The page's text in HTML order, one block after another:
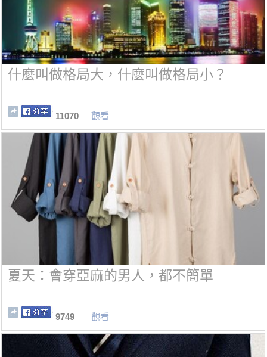
什麼叫做格局大，什麼叫做格局小？
11070 觀看
夏天：會穿亞麻的男人，都不簡單
9749 觀看